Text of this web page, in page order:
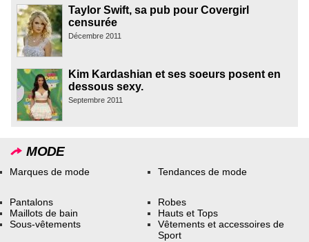
Taylor Swift, sa pub pour Covergirl
censurée
Décembre 2011
Kim Kardashian et ses soeurs posent en
dessous sexy.
Septembre 2011
MODE
Marques de mode Tendances de mode
Pantalons
Maillots de bain
Sous-vêtements
Robes
Hauts et Tops
Vêtements et accessoires de
Sport